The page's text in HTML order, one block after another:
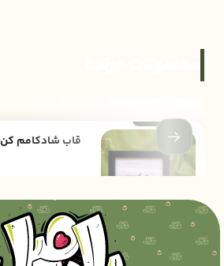
قاب شادکامم کن
تومان